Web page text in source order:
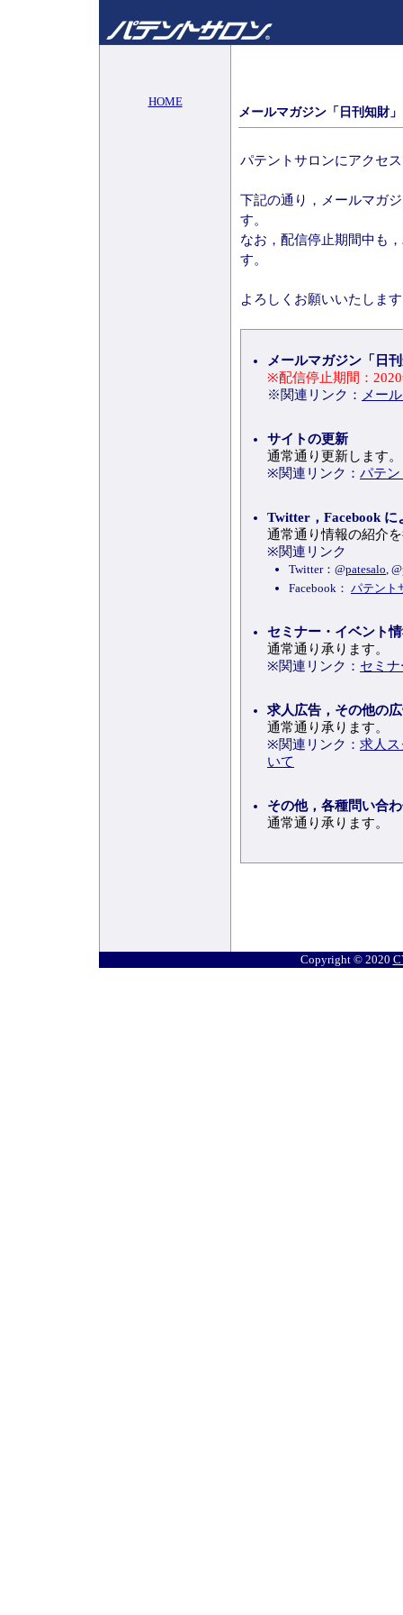
HOME
メールマガジン「日刊知財
パテントサロンにアクセ
下記の通り，メールマガ
す。
なお，配信停止期間中も
す。
よろしくお願いいたしま
メールマガジン「日
※配信停止期間：
※関連リンク：
メー
サイトの更新
通常通り更新します。
※関連リンク： パテ
Twitter，Facebook に
通常通り情報の紹介
※関連リンク
Twitter：@patesalo, @
Facebook： パテント
セミナー・イベント
通常通り承ります。
※関連リンク： セミ
求人広告，その他の
通常通り承ります。
※関連リンク： 求人
いて
その他，各種問い合
通常通り承ります。
Copyright © 2020